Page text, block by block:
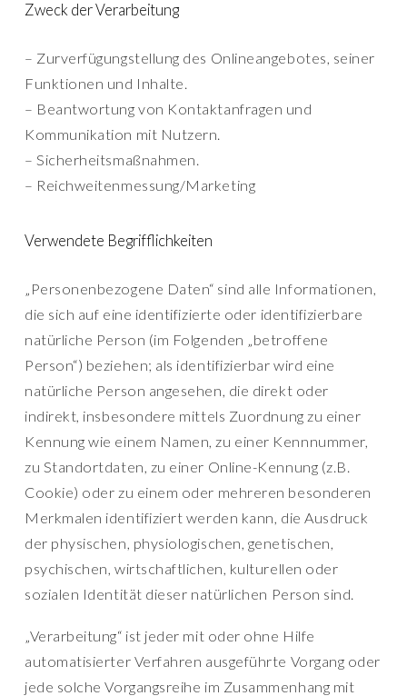
Zweck der Verarbeitung
– Zurverfügungstellung des Onlineangebotes, seiner
Funktionen und Inhalte.
– Beantwortung von Kontaktanfragen und
Kommunikation mit Nutzern.
– Sicherheitsmaßnahmen.
– Reichweitenmessung/Marketing
Verwendete Begrifflichkeiten
„Personenbezogene Daten“ sind alle Informationen,
die sich auf eine identifizierte oder identifizierbare
natürliche Person (im Folgenden „betroffene
Person“) beziehen; als identifizierbar wird eine
natürliche Person angesehen, die direkt oder
indirekt, insbesondere mittels Zuordnung zu einer
Kennung wie einem Namen, zu einer Kennnummer,
zu Standortdaten, zu einer Online-Kennung (z.B.
Cookie) oder zu einem oder mehreren besonderen
Merkmalen identifiziert werden kann, die Ausdruck
der physischen, physiologischen, genetischen,
psychischen, wirtschaftlichen, kulturellen oder
sozialen Identität dieser natürlichen Person sind.
„Verarbeitung“ ist jeder mit oder ohne Hilfe
automatisierter Verfahren ausgeführte Vorgang oder
jede solche Vorgangsreihe im Zusammenhang mit